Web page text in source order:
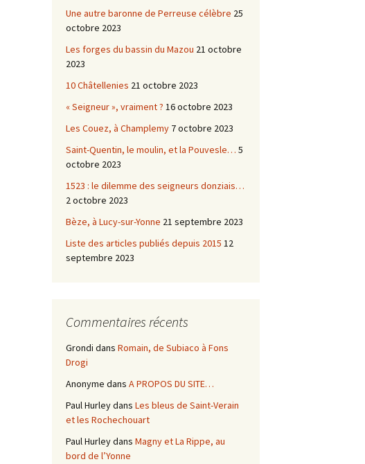
Une autre baronne de Perreuse célèbre 25
octobre 2023
Les forges du bassin du Mazou 21 octobre
2023
10 Châtellenies 21 octobre 2023
« Seigneur », vraiment ? 16 octobre 2023
Les Couez, à Champlemy 7 octobre 2023
Saint-Quentin, le moulin, et la Pouvesle… 5
octobre 2023
1523 : le dilemme des seigneurs donziais…
2 octobre 2023
Bèze, à Lucy-sur-Yonne 21 septembre 2023
Liste des articles publiés depuis 2015 12
septembre 2023
Commentaires récents
Grondi dans Romain, de Subiaco à Fons
Drogi
Anonyme dans A PROPOS DU SITE…
Paul Hurleydans Les bleus de Saint-Verain
et les Rochechouart
Paul Hurleydans Magny et La Rippe, au
bord de l’Yonne